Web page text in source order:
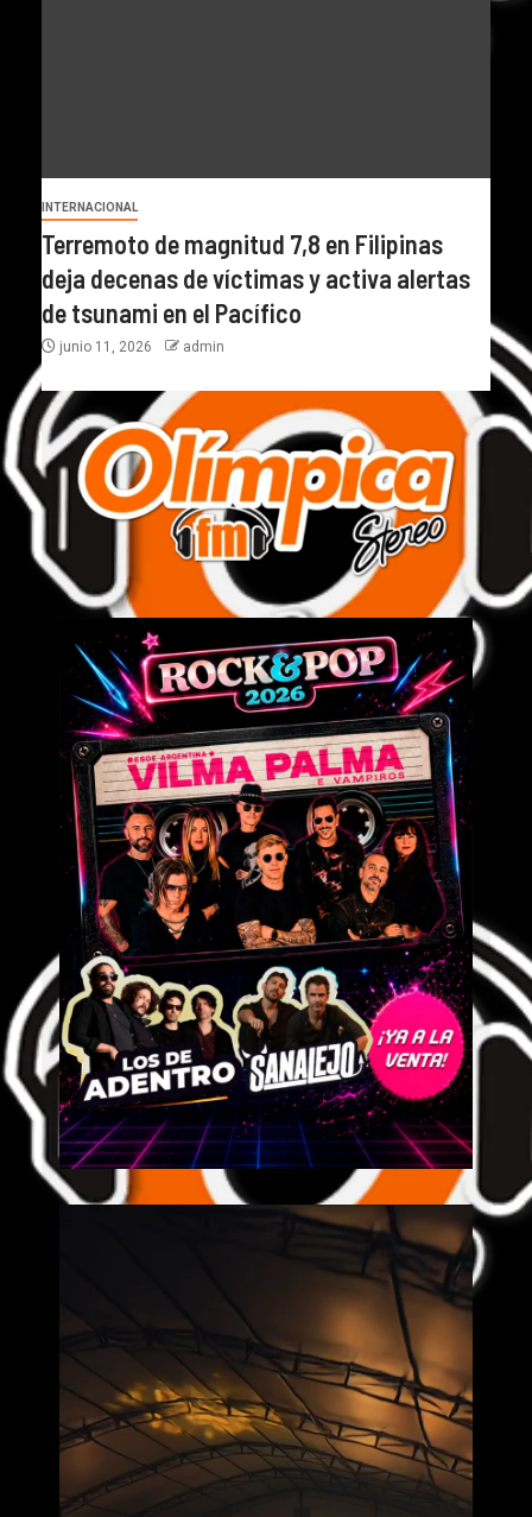
INTERNACIONAL
Terremoto de magnitud 7,8 en Filipinas
deja decenas de víctimas y activa alertas
de tsunami en el Pacífico
junio 11, 2026 admin